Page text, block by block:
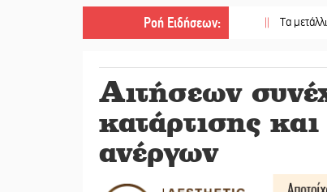
Ροή Ειδήσεων:
|| Τα μετάλλια των
Αιτήσεων
κατάρτισης
ανέργων